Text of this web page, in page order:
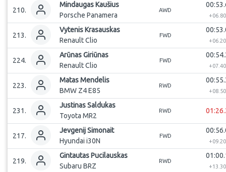
210.
Mindaugas Kaušius
Porsche Panamera
AWD
+
213.
Vytenis Krasauskas
Renault Clio
FWD
+
224.
ArūnasGiriūnas
Renault Clio
FWD
+
223.
MatasMendelis
BMW Z4 E85
RWD
+
231.
JustinasSaldukas
Toyota MR2
RWD
217.
JevgenijSimonait
Hyundai i30N
FWD
+
219.
GintautasPucilauskas
Subaru BRZ
RWD
+